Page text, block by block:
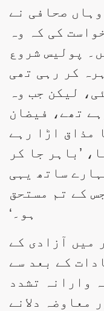
صحافی نے
کی کہ وہ
پولیس شروع
کر رہی تھی
لیکن جب وہ
تھے، فیضان
مذاق اڑا رہے
’باہر جا کر
ساتھ یہی
کے تم مستحق
ہو۔‘
پور میں آزادی کے
کے بعد سے
وارانہ تشدد
معاوضہ دلانے